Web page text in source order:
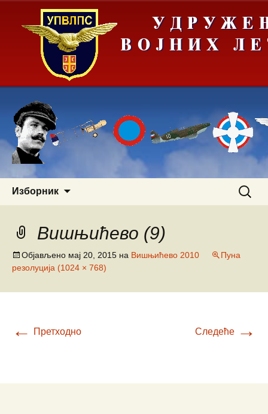
Изборник
Вишњићево (9)
Објављено мај 20, 2015 на Вишњићево 2010
Пуна
резолуција (1024 × 768)
← Претходно Следеће →